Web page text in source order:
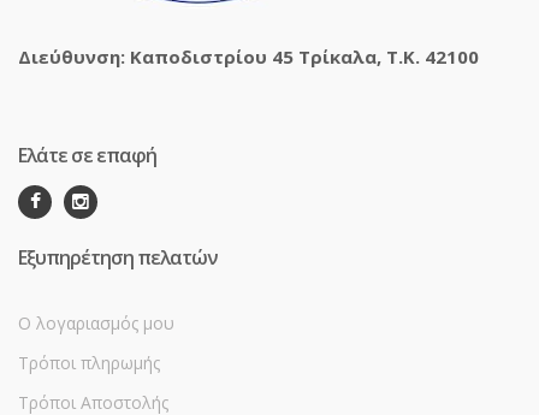
Διεύθυνση: Καποδιστρίου 45 Τρίκαλα, Τ.Κ. 42100
Ελάτε σε επαφή
Εξυπηρέτηση πελατών
Ο λογαριασμός μου
Τρόποι πληρωμής
Τρόποι Αποστολής